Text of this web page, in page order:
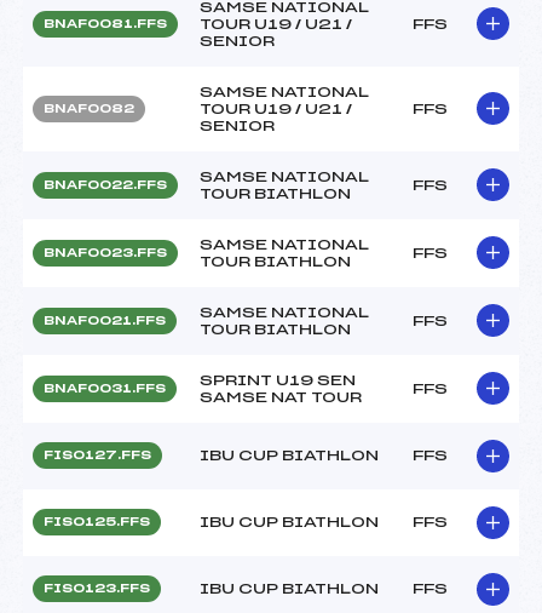
BNAF0081.FFS
SAMSE NATIONAL
TOUR U19 / U21 /
SENIOR
FFS
BNAF0082
SAMSE NATIONAL
TOUR U19 / U21 /
SENIOR
FFS
BNAF0022.FFS
SAMSE NATIONAL
TOUR BIATHLON
FFS
BNAF0023.FFS
SAMSE NATIONAL
TOUR BIATHLON
FFS
BNAF0021.FFS
SAMSE NATIONAL
TOUR BIATHLON
FFS
BNAF0031.FFS
SPRINT U19 SEN
SAMSE NAT TOUR
FFS
FIS0127.FFS IBU CUP BIATHLON FFS
FIS0125.FFS IBU CUP BIATHLON FFS
FIS0123.FFS IBU CUP BIATHLON FFS